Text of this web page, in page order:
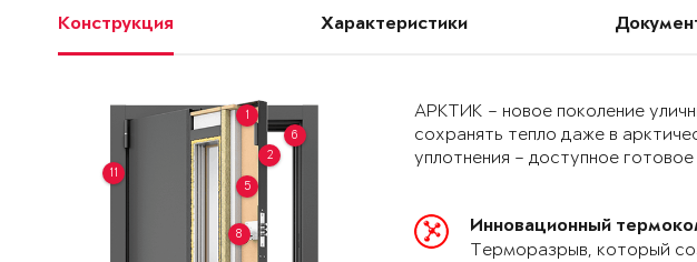
Конструкция Характеристики
1
2
5
6
8
11
АРКТИК – новое поколение
сохранять тепло даже в
уплотнения – доступное
Инновационный
Терморазрыв, который